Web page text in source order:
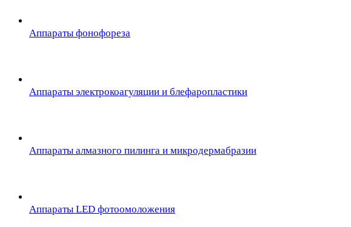
Аппараты фонофореза
Аппараты электрокоагуляции и блефаропластики
Аппараты алмазного пилинга и микродермабразии
Аппараты LED фотоомоложения